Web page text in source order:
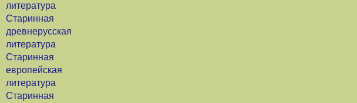
литература
Старинная
древнерусская
литература
Старинная
европейская
литература
Старинная